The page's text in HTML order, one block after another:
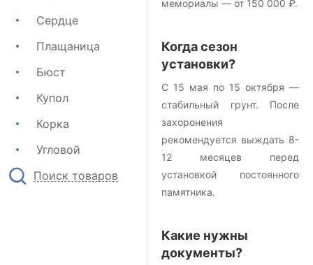
Сердце
Плащаница
Бюст
Купол
Корка
Угловой
Поиск товаров
мемориалы — от 150 000 ₽.
Когда сезон
установки?
С 15 мая по 15 октября —
стабильный грунт. После
захоронения
рекомендуется выждать 8-
12 месяцев перед
установкой постоянного
памятника.
Какие нужны
документы?